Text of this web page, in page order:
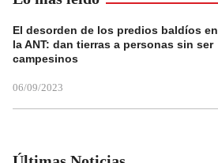
El desorden de los predios baldíos en
la ANT: dan tierras a personas sin ser
campesinos
06/09/2023